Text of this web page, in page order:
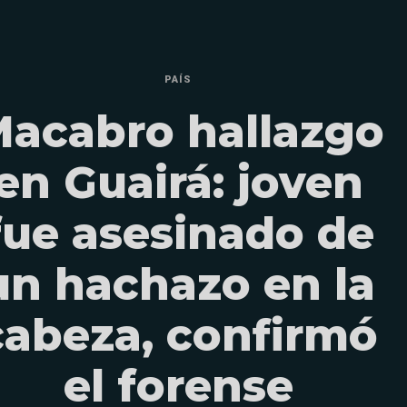
PAÍS
hallazgo
Guairá: joven
asesinado de
hachazo en la
confirmó
el forense